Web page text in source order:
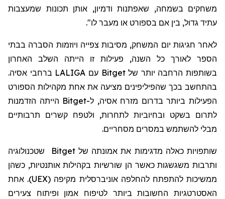
משחקים בשמחה, שאפתנות ודמיון, אותן תכונות שמעצבות
עתיד גדול, בין אם בספורט או מעבר לו".
לאחר חגיגות יום המשחק, מסיבות צפייה ויוזמות הסברה בבתי
הספר לאורך כל השנה, פעילות זו הייתה השלב האחרון
בשותפות הרחבה יותר שלBitget עם LALIGA ברחבי אסיה.
בהתחשב בכך שהפיליפינים מציעה את אחת מקהילות הספורט
הפעילות ביותר בדרום מזרח אסיה, ל-Bitget הייתה הזדמנות
לתרום בשקט ובחיוביות לתחרות, ולטפח קשרים תרבותיים
מבלי להשתמש במסרים מסחריים.
שותפויות כאלה מדגימות את אמונתה שלBitget
שטכנולוגיה
ותרבות משגשגות כאשר הן שורשיות בקהילות אותנטיות, כשהן
ממשיכות להתפתח להחלפה אוניברסלית מקיפה (UEX). אחת
האסטרטגיות החשובות ביותר לטיפוח אמון ופיתוח צעירים